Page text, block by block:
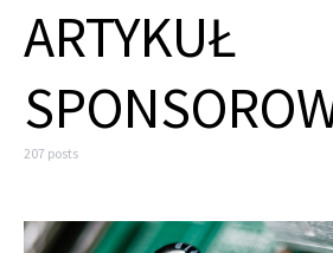
ARTYKUŁ
207 posts